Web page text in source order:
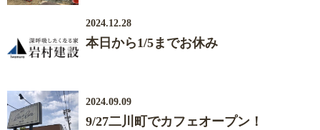
2024.12.28
本日から1/5までお休み
2024.09.09
9/27二川町でカフェオープン！